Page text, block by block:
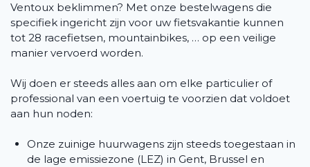
Ventoux beklimmen? Met onze bestelwagens die
specifiek ingericht zijn voor uw fietsvakantie kunnen
tot 28 racefietsen, mountainbikes, … op een veilige
manier vervoerd worden.
Wij doen er steeds alles aan om elke particulier of
professional van een voertuig te voorzien dat voldoet
aan hun noden:
Onze zuinige huurwagens zijn steeds toegestaan in
de lage emissiezone (LEZ) in Gent, Brussel en